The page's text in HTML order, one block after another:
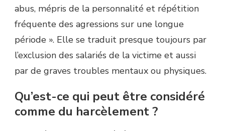
abus, mépris de la personnalité et répétition
fréquente des agressions sur une longue
période ». Elle se traduit presque toujours par
l’exclusion des salariés de la victime et aussi
par de graves troubles mentaux ou physiques.
Qu’est-ce qui peut être considéré
comme du harcèlement ?